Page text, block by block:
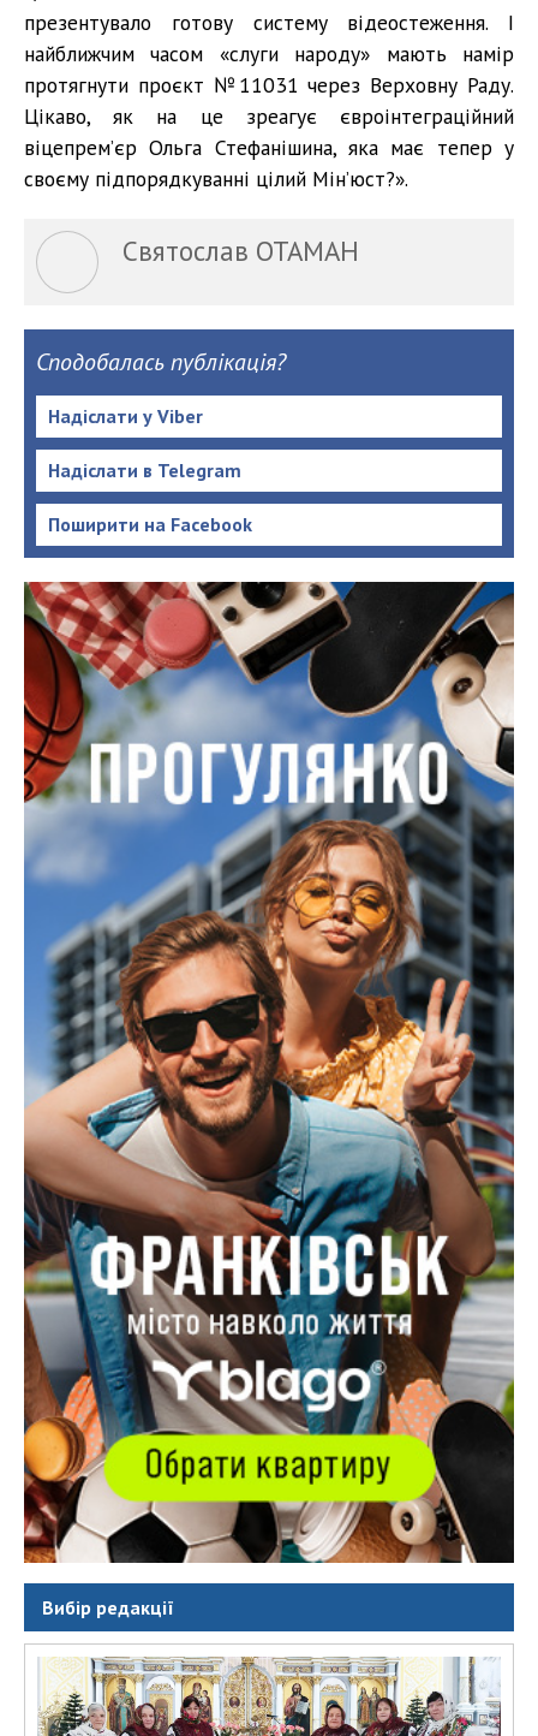
презентувало готову систему відеостеження. І
найближчим часом «слуги народу» мають намір
протягнути проєкт №11031 через Верховну Раду.
Цікаво, як на це зреагує євроінтеграційний
віцепрем’єр Ольга Стефанішина, яка має тепер у
своєму підпорядкуванні цілий Мін’юст?».
Святослав ОТАМАН
Сподобалась публікація?
Надіслати у Viber
Надіслати в Telegram
Поширити на Facebook
Вибір редакції